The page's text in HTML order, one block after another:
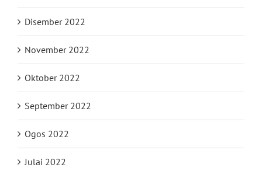
Disember 2022
November 2022
Oktober 2022
September 2022
Ogos 2022
Julai 2022